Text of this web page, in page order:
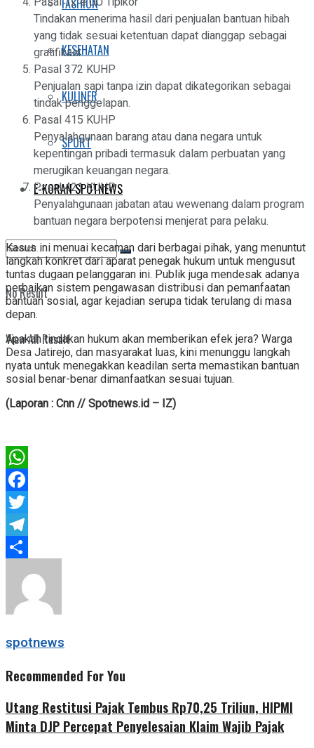
FASHION
KESEHATAN
KULINER
SPORT
E-KORAN SPOTNEWS
No Result
View All Result
Tindakan menerima hasil dari penjualan bantuan hibah
yang tidak sesuai ketentuan dapat dianggap sebagai
gratifikasi.
Pasal 372 KUHP
Penjualan sapi tanpa izin dapat dikategorikan sebagai
tindak penggelapan.
Pasal 415 KUHP
Penyalahgunaan barang atau dana negara untuk
kepentingan pribadi termasuk dalam perbuatan yang
merugikan keuangan negara.
Pasal 421 KUHP
Penyalahgunaan jabatan atau wewenang dalam program
bantuan negara berpotensi menjerat para pelaku.
Kasus ini menuai kecaman dari berbagai pihak, yang menuntut
langkah konkret dari aparat penegak hukum untuk mengusut
tuntas dugaan pelanggaran ini. Publik juga mendesak adanya
perbaikan sistem pengawasan distribusi dan pemanfaatan
bantuan sosial, agar kejadian serupa tidak terulang di masa
depan.
Apakah tindakan hukum akan memberikan efek jera? Warga
Desa Jatirejo, dan masyarakat luas, kini menunggu langkah
nyata untuk menegakkan keadilan serta memastikan bantuan
sosial benar-benar dimanfaatkan sesuai tujuan.
(Laporan : Cnn // Spotnews.id – IZ)
WhatsApp
Facebook
Twitter
Telegram
Share
spotnews
Recommended For You
Utang Restitusi Pajak Tembus Rp70,25 Triliun, HIPMI
Minta DJP Percepat Penyelesaian Klaim Wajib Pajak